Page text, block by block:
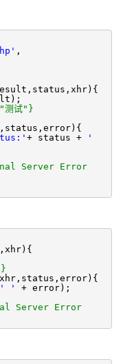
,
试"}
+ status +
'
Server Error
' '
+ error);
Server Error